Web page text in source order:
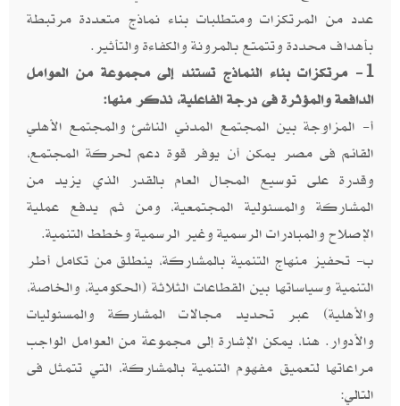
عدد من المرتكزات ومتطلبات بناء نماذج متعددة مرتبطة
بأهداف محددة وتتمتع بالمرونة والكفاءة والتأثير.
1- مرتكزات بناء النماذج تستند إلى مجموعة من العوامل
الدافعة والمؤثرة فى درجة الفاعلية، نذكر منها:
أ- المزاوجة بين المجتمع المدني الناشئ والمجتمع الأهلي
القائم فى مصر يمكن أن يوفر قوة دعم لحركة المجتمع،
وقدرة على توسيع المجال العام بالقدر الذي يزيد من
المشاركة والمسئولية المجتمعية، ومن ثم يدفع عملية
الإصلاح والمبادرات الرسمية وغير الرسمية وخطط التنمية.
ب- تحفيز منهاج التنمية بالمشاركة، ينطلق من تكامل أطر
التنمية وسياساتها بين القطاعات الثلاثة (الحكومية، والخاصة،
والأهلية) عبر تحديد مجالات المشاركة والمسئوليات
والأدوار. هنا، يمكن الإشارة إلى مجموعة من العوامل الواجب
مراعاتها لتعميق مفهوم التنمية بالمشاركة، التي تتمثل فى
التالي: